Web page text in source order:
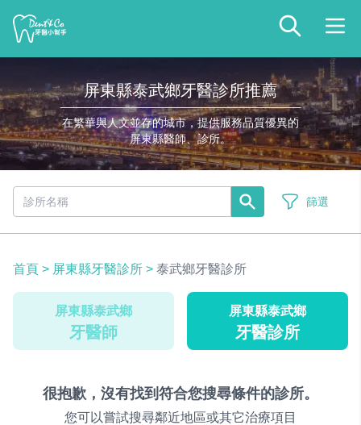
屏東縣泰武鄉牙醫診所推薦
在繁華與人文並存的城市，提供服務品質優異的
屏東縣醫師、診所。
篩選
首頁 > 屏東縣牙醫診所 > 泰武鄉牙醫診所
屏東縣泰武鄉
牙醫師
屏東縣泰武鄉
牙醫診所
很抱歉，沒有找到符合您搜尋條件的診所。
您可以嘗試搜尋鄰近地區或其它治療項目